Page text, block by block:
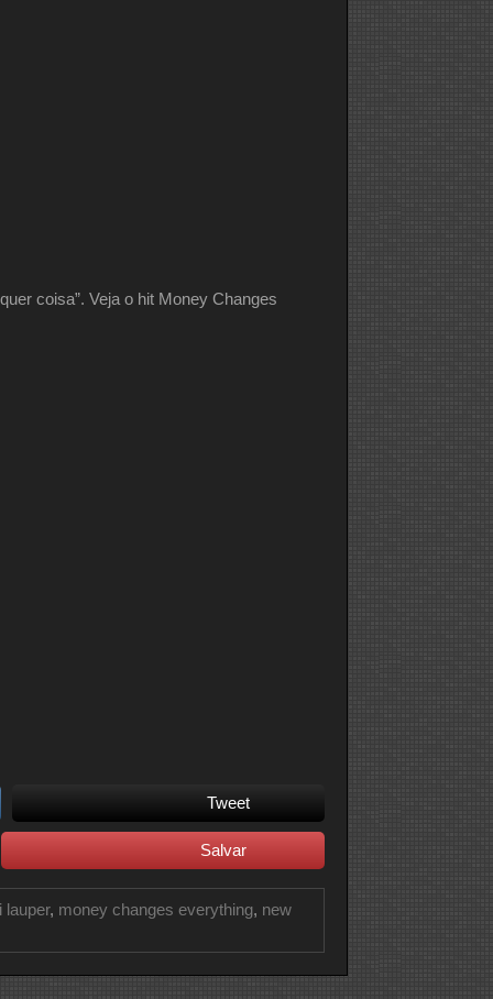
coisa”. Veja o hit Money Changes
Tweet
Salvar
lauper, money changes everything, new